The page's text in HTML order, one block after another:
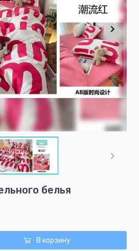
белья
В корзину